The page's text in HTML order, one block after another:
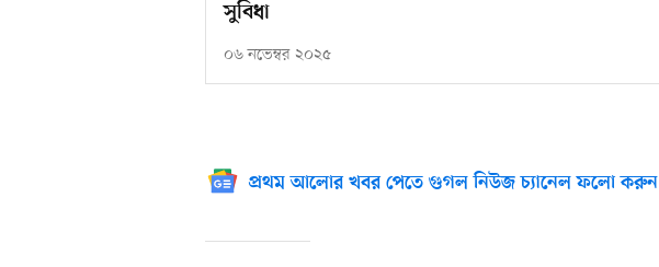
সুবিধা
০৬ নভেম্বর ২০২৫
প্রথম আলোর খবর পেতে গুগল নিউজ চ্যানেল ফলো করুন